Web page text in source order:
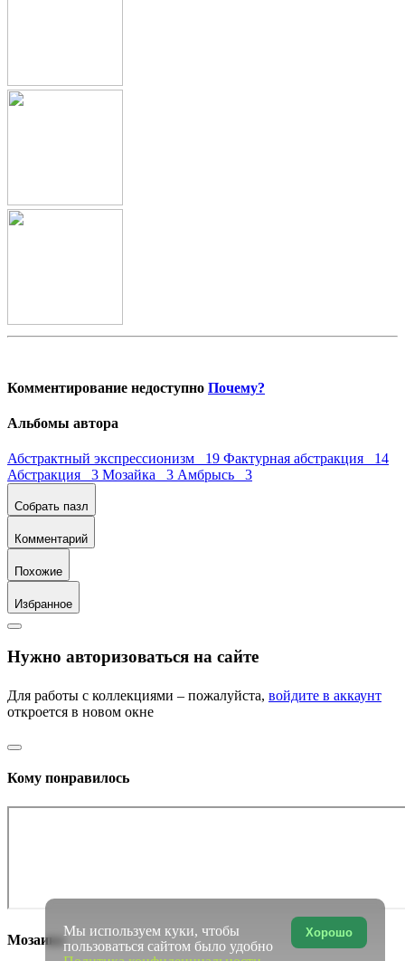
Комментирование недоступно Почему?
Альбомы автора
Абстрактный экспрессионизм 19 Фактурная абстракция 14
Абстракция 3 Мозайка 3 Амбрысь 3
Собрать пазл
Комментарий
Похожие
Избранное
Нужно авторизоваться на сайте
Для работы с коллекциями – пожалуйста, войдите в аккаунт
откроется в новом окне
Кому понравилось
Мозаика Хорошо
Мы используем куки, чтобы
пользоваться сайтом было удобно